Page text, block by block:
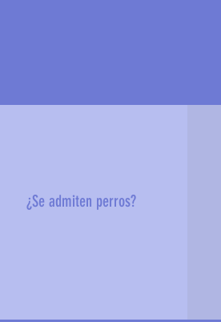
¿Se admiten perros?